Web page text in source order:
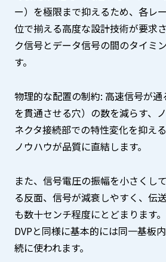
ー）を極限まで抑えるため、各レ
位で揃える高度な設計技術が要求
ク信号とデータ信号の間のタイミ
す。
物理的な配置の制約: 高速信号が
を貫通させる穴）の数を減らす、
ネクタ接続部での特性変化を抑え
ノウハウが品質に直結します。
また、信号電圧の振幅を小さくし
る反面、信号が減衰しやすく、伝
も数十センチ程度にとどまります
DVPと同様に基本的には同一基板
続に使われます。